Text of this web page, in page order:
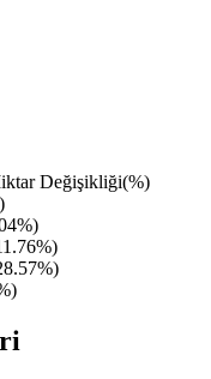
ve emtia türevleri
Değişikliği(%)
%)
%)
%)